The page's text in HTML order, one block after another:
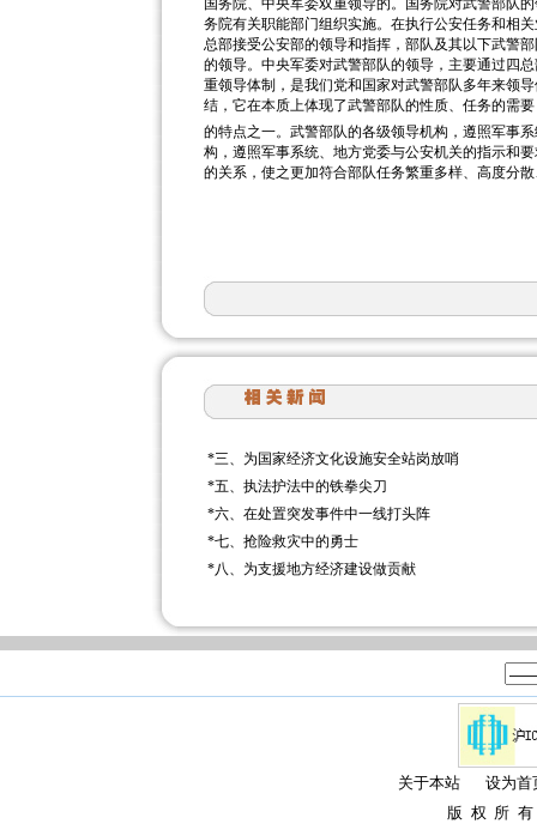
国务院、中央军委双重领导的。国务院对武警部队
务院有关职能部门组织实施。在执行公安任务和相
总部接受公安部的领导和指挥，部队及其以下武警
的领导。中央军委对武警部队的领导，主要通过四
重领导体制，是我们党和国家对武警部队多年来领
结，它在本质上体现了武警部队的性质、任务的需
的特点之一。武警部队的各级领导机构，遵照军事
构，遵照军事系统、地方党委与公安机关的指示和
的关系，使之更加符合部队任务繁重多样、高度分
*三、为国家经济文化设施安全站岗放哨
*五、执法护法中的铁拳尖刀
*六、在处置突发事件中一线打头阵
*七、抢险救灾中的勇士
*八、为支援地方经济建设做贡献